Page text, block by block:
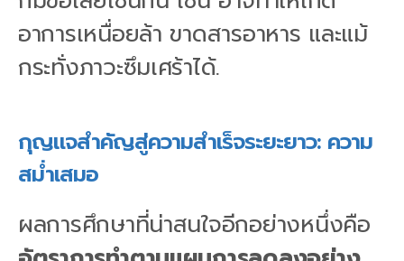
อาการเหนื่อยล้า ขาดสารอาหาร และแม้
กระทั่งภาวะซึมเศร้าได้.
กุญแจสำคัญสู่ความสำเร็จระยะยาว: ความ
สม่ำเสมอ
ผลการศึกษาที่น่าสนใจอีกอย่างหนึ่งคือ